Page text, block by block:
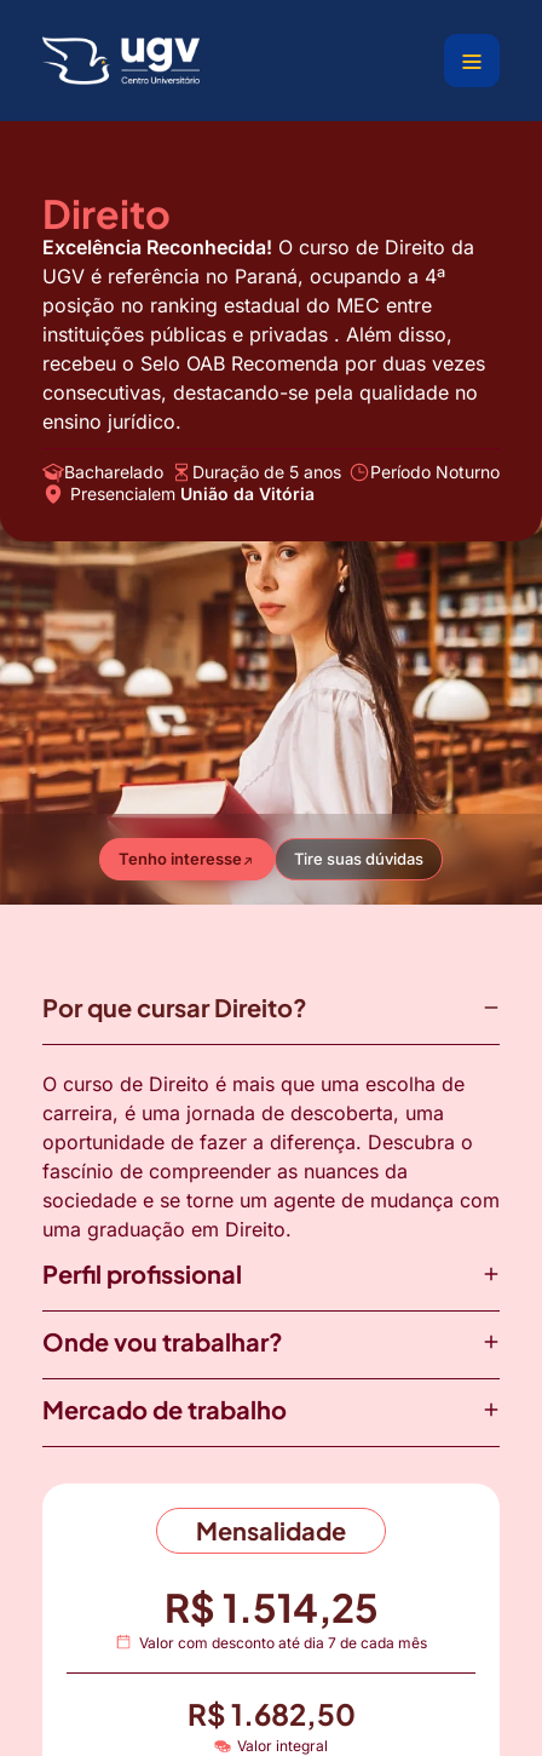
Direito
Excelência Reconhecida! O curso de Direito da
UGV é referência no Paraná, ocupando a 4ª
posição no ranking estadual do MEC entre
instituições públicas e privadas . Além disso,
recebeu o Selo OAB Recomenda por duas vezes
consecutivas, destacando-se pela qualidade no
ensino jurídico.
Bacharelado Duração de 5 anos
Período Noturno
Presencialem União da Vitória
Tenho interesse Tire suas dúvidas
Por que cursar Direito?
O curso de Direito é mais que uma escolha de
carreira, é uma jornada de descoberta, uma
oportunidade de fazer a diferença. Descubra o
fascínio de compreender as nuances da
sociedade e se torne um agente de mudança com
uma graduação em Direito.
Perfil profissional
Onde vou trabalhar?
Mercado de trabalho
Mensalidade
R$ 1.514,25
Valor com desconto até dia 7 de cada mês
R$ 1.682,50
Valor integral